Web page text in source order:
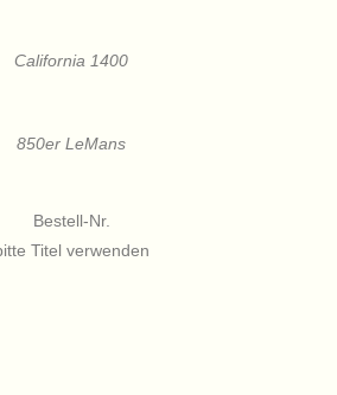
California 1400
850er LeMans
Bestell-Nr.
Titel verwenden